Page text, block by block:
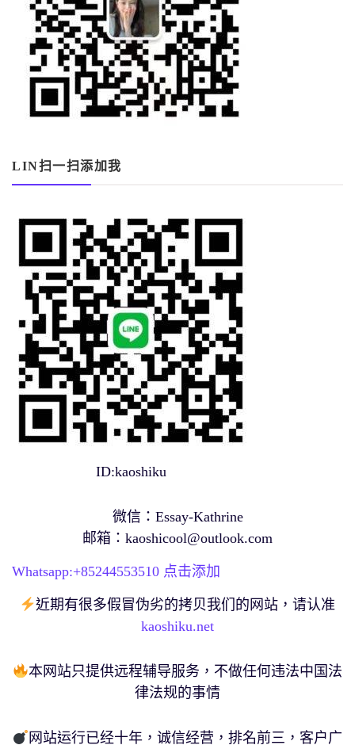
LIN扫一扫添加我
ID:kaoshiku
微信：Essay-Kathrine
邮箱： kaoshicool@outlook.com
Whatsapp:+85244553510 点击添加
近期有很多假冒伪劣的拷贝我们的网站，请认准
kaoshiku.net
本网站只提供远程辅导服务，不做任何违法中国法
律法规的事情
网站运行已经十年，诚信经营，排名前三，客户广